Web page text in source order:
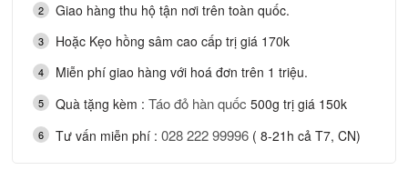
2 Giao hàng thu hộ tận nơi trên toàn quốc.
3 Hoặc Kẹo hồng sâm cao cấp trị giá 170k
4 Miễn phí giao hàng với hoá đơn trên 1 triệu.
5 Quà tặng kèm :Táo đỏ hàn quốc 500g trị giá 150k
6 Tư vấn miễn phí :028 222 99996 ( 8-21h cả T7, CN)